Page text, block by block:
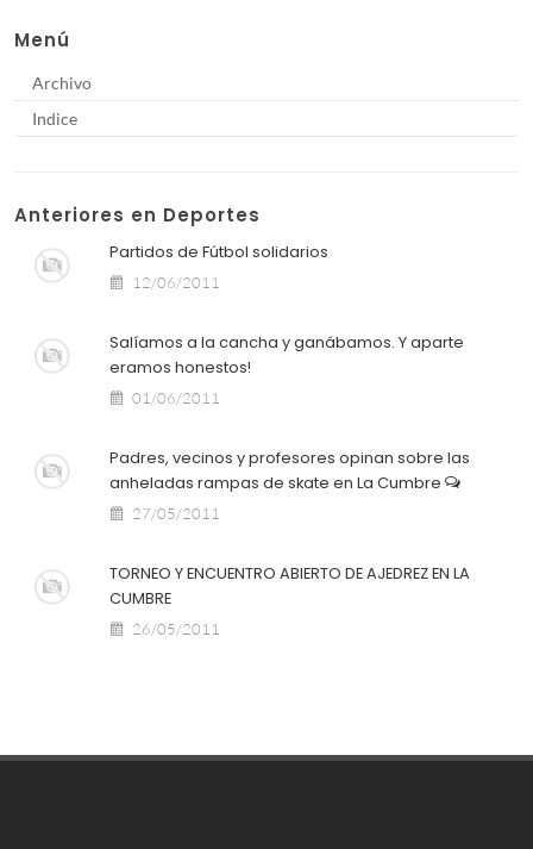
Menú
Archivo
Indice
Anteriores en Deportes
Partidos de Fútbol solidarios
12/06/2011
Salíamos a la cancha y ganábamos. Y aparte
eramos honestos!
01/06/2011
Padres, vecinos y profesores opinan sobre las
anheladas rampas de skate en La Cumbre
27/05/2011
TORNEO Y ENCUENTRO ABIERTO DE AJEDREZ EN LA
CUMBRE
26/05/2011